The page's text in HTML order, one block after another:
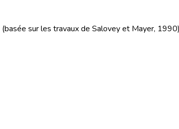
(basée sur les travaux de Salovey et Mayer,